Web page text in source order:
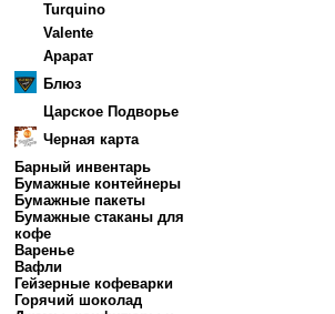
Turquino
Valente
Арарат
Блюз
Царское Подворье
Черная карта
Барный инвентарь
Бумажные контейнеры
Бумажные пакеты
Бумажные стаканы для
кофе
Варенье
Вафли
Гейзерные кофеварки
Горячий шоколад